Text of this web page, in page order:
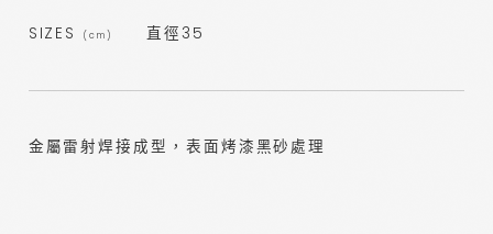
SIZES (cm) 直徑35
金屬雷射焊接成型，表面烤漆黑砂處理